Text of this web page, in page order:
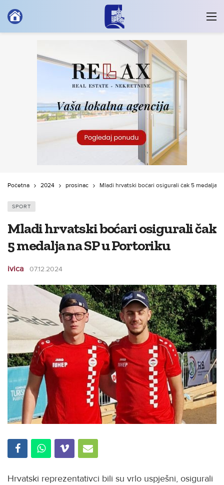
Početna 2024 prosinac Mladi hrvatski boćari osigurali čak 5 medalja
SPORT
Mladi hrvatski boćari osigurali čak
5 medalja na SP u Portoriku
ivica 07.12.2024
Hrvatski reprezentativci bili su vrlo uspješni, osigurali